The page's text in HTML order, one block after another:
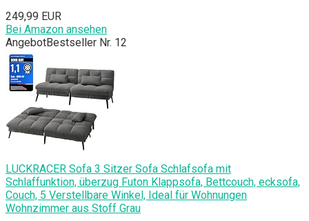
249,99 EUR
Bei Amazon ansehen
AngebotBestseller Nr. 12
LUCKRACER Sofa 3 Sitzer Sofa Schlafsofa mit
Schlaffunktion, überzug Futon Klappsofa, Bettcouch, ecksofa,
Couch, 5 Verstellbare Winkel, Ideal für Wohnungen
Wohnzimmer aus Stoff Grau